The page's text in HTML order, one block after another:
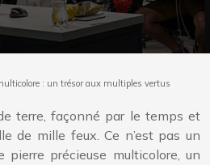
: un trésor aux multiples vertus
terre, façonné par le temps et
de mille feux. Ce n’est pas un
pierre précieuse multicolore, un